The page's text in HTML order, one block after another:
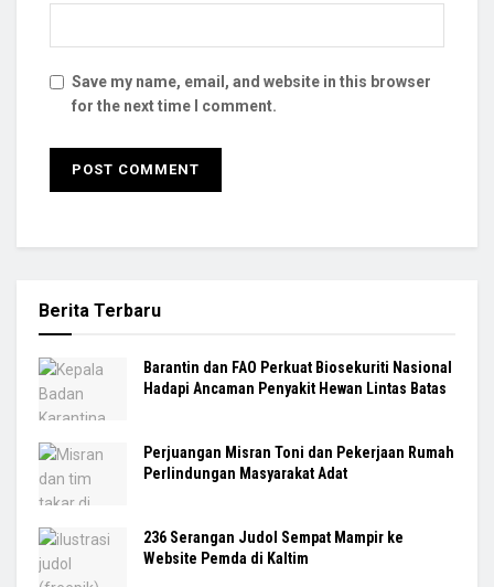
Save my name, email, and website in this browser
for the next time I comment.
Berita Terbaru
Barantin dan FAO Perkuat Biosekuriti Nasional
Hadapi Ancaman Penyakit Hewan Lintas Batas
Perjuangan Misran Toni dan Pekerjaan Rumah
Perlindungan Masyarakat Adat
236 Serangan Judol Sempat Mampir ke
Website Pemda di Kaltim